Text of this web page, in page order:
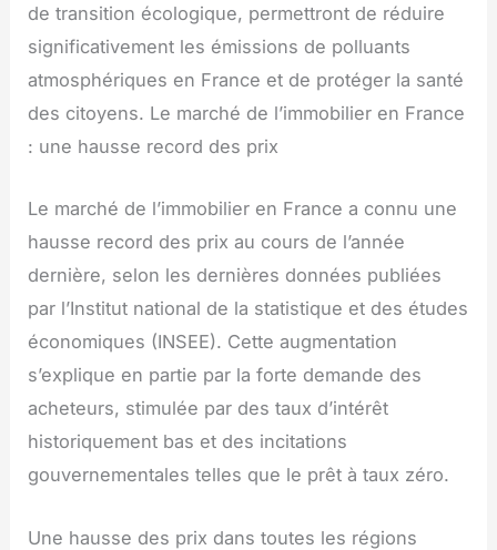
de transition écologique, permettront de réduire
significativement les émissions de polluants
atmosphériques en France et de protéger la santé
des citoyens. Le marché de l’immobilier en France
: une hausse record des prix
Le marché de l’immobilier en France a connu une
hausse record des prix au cours de l’année
dernière, selon les dernières données publiées
par l’Institut national de la statistique et des études
économiques (INSEE). Cette augmentation
s’explique en partie par la forte demande des
acheteurs, stimulée par des taux d’intérêt
historiquement bas et des incitations
gouvernementales telles que le prêt à taux zéro.
Une hausse des prix dans toutes les régions